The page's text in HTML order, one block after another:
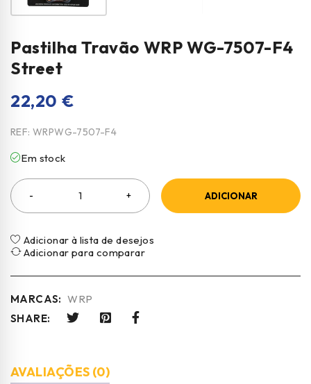
Pastilha Travão WRP WG-7507-F4
Street
22,20 €
REF: WRPWG-7507-F4
Em stock
ADICIONAR
Adicionar à lista de desejos
Adicionar para comparar
MARCAS: WRP
SHARE:
AVALIAÇÕES (0)